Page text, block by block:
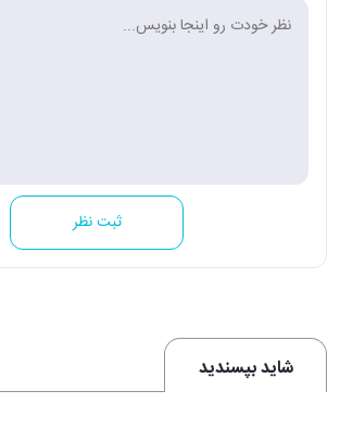
ثبت نظر
شاید بپسندید